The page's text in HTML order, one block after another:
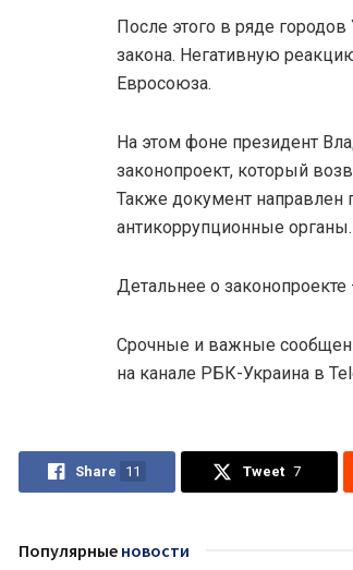
После этого в ряде
закона. Негативную
Евросоюза.
На этом фоне президент
законопроект, который
Также документ направлен
антикоррупционные органы.
Детальнее о
Срочные и важные
на канале РБК-Украина в
Share 11 Tweet 7
Популярные новости